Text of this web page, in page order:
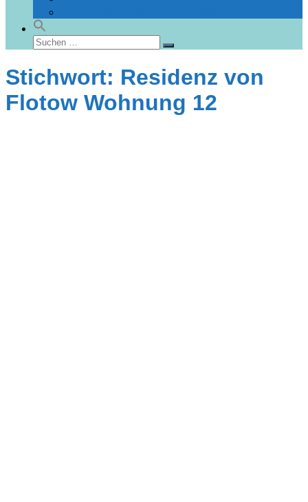
Suchen
nach:
Suchen
Stichwort: Residenz von
Flotow Wohnung 12